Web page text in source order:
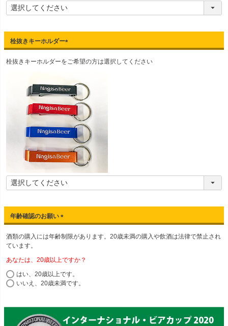
栓抜きキーホルダー
(
必
栓抜きキーホルダーをご希望の方は選択してください
年齢確認のお願い
(
必
酒類の購入には年齢制限があります。20歳未満の購入や飲酒は法律で禁止され
ています。
あなたは、20歳以上ですか？
はい、20歳以上です。
いいえ、20歳未満です。